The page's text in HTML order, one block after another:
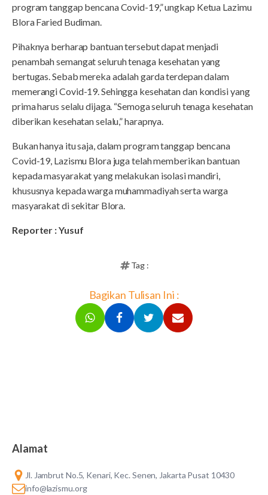
program tanggap bencana Covid-19,” ungkap Ketua Lazimu
Blora Faried Budiman.
Pihaknya berharap bantuan tersebut dapat menjadi
penambah semangat seluruh tenaga kesehatan yang
bertugas. Sebab mereka adalah garda terdepan dalam
memerangi Covid-19. Sehingga kesehatan dan kondisi yang
prima harus selalu dijaga. “Semoga seluruh tenaga kesehatan
diberikan kesehatan selalu,” harapnya.
Bukan hanya itu saja, dalam program tanggap bencana
Covid-19, Lazismu Blora juga telah memberikan bantuan
kepada masyarakat yang melakukan isolasi mandiri,
khususnya kepada warga muhammadiyah serta warga
masyarakat di sekitar Blora.
Reporter : Yusuf
Tag :
Bagikan Tulisan Ini :
Alamat
Jl. Jambrut No.5, Kenari, Kec. Senen, Jakarta Pusat 10430
info@lazismu.org